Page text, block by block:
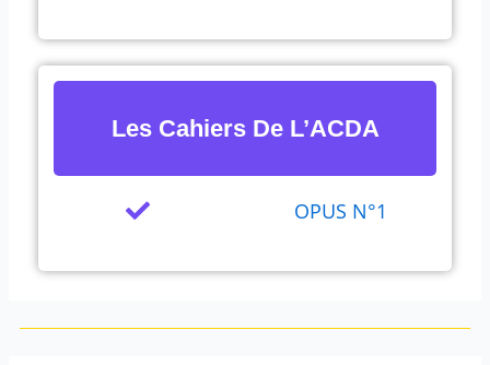
Les Cahiers De L’ACDA
OPUS N°1